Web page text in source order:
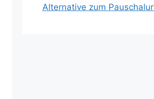
Alternative zum